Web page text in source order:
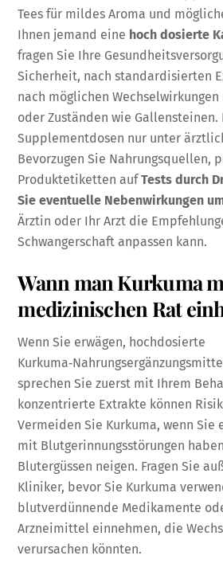
Tees für mildes Aroma und
Ihnen jemand eine hoch dosierte
fragen Sie Ihre
Sicherheit, nach standardisierten
nach möglichen
oder Zuständen wie Gallensteinen.
Supplementdosen nur unter
Bevorzugen Sie Nahrungsquellen,
Produktetiketten aufTests durch
Sie eventuelle Nebenwirkungen
Ärztin oder Ihr Arzt die
Schwangerschaft anpassen kann.
Wann man Kurkuma
medizinischen Rat
Wenn Sie erwägen, hochdosierte
sprechen Sie zuerst mit Ihrem
konzentrierte Extrakte können
Vermeiden Sie Kurkuma, wenn Sie
mit Blutgerinnungsstörungen
Blutergüssen neigen. Fragen Sie
Kliniker, bevor Sie Kurkuma
blutverdünnende Medikamente
Arzneimittel einnehmen, die
verursachen könnten.